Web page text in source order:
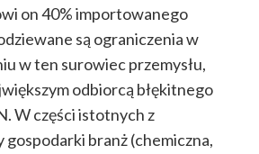
on 40% importowanego
są ograniczenia w
w ten surowiec przemysłu,
odbiorcą błękitnego
W części istotnych z
branż (chemiczna,